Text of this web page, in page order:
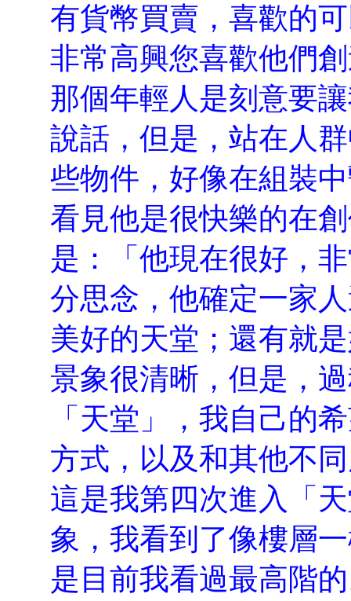
有貨幣買賣，喜歡的
非常高興您喜歡他們
那個年輕人是刻意要
說話，但是，站在人
些物件，好像在組裝
看見他是很快樂的在
是：「他現在很好，
分思念，他確定一家
美好的天堂；還有就
景象很清晰，但是，
「天堂」，我自己的
方式，以及和其他不
這是我第四次進入「
象，我看到了像樓層
是目前我看過最高階